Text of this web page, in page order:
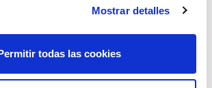
Mostrar detalles
todas las cookies